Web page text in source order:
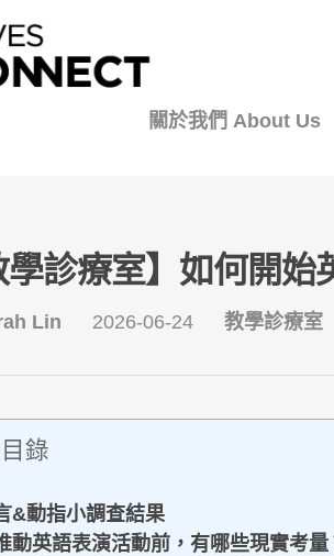
關於我們 About Us
學診療室】如何開
Lin 2026-06-24 教學診療室
錄
&動指小調查結果
動英語表演活動前，有哪些現實考量